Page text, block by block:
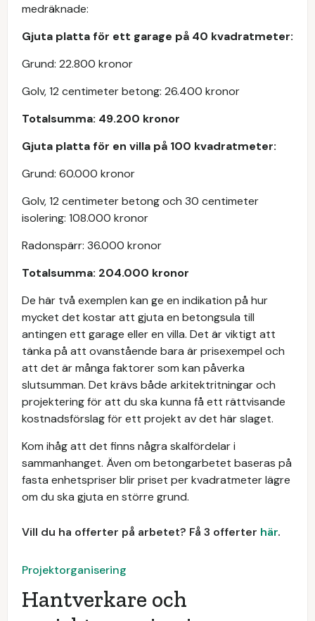
medräknade:
Gjuta platta för ett garage på 40 kvadratmeter:
Grund: 22.800 kronor
Golv, 12 centimeter betong: 26.400 kronor
Totalsumma: 49.200 kronor
Gjuta platta för en villa på 100 kvadratmeter:
Grund: 60.000 kronor
Golv, 12 centimeter betong och 30 centimeter
isolering: 108.000 kronor
Radonspärr: 36.000 kronor
Totalsumma: 204.000 kronor
De här två exemplen kan ge en indikation på hur
mycket det kostar att gjuta en betongsula till
antingen ett garage eller en villa. Det är viktigt att
tänka på att ovanstående bara är prisexempel och
att det är många faktorer som kan påverka
slutsumman. Det krävs både arkitektritningar och
projektering för att du ska kunna få ett rättvisande
kostnadsförslag för ett projekt av det här slaget.
Kom ihåg att det finns några skalfördelar i
sammanhanget. Även om betongarbetet baseras på
fasta enhetspriser blir priset per kvadratmeter lägre
om du ska gjuta en större grund.
Vill du ha offerter på arbetet? Få 3 offerter här.
Projektorganisering
Hantverkare och